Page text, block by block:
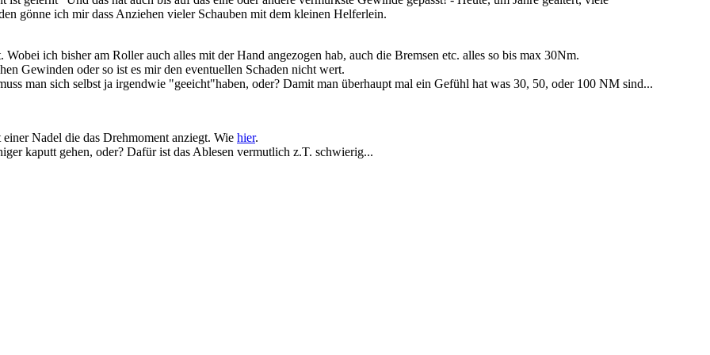
gönne ich mir dass Anziehen vieler Schauben mit dem kleinen Helferlein.
ich bisher am Roller auch alles mit der Hand angezogen hab, auch die Bremsen etc. alles so bis max 30Nm.
Gewinden oder so ist es mir den eventuellen Schaden nicht wert.
man sich selbst ja irgendwie "geeicht"haben, oder? Damit man überhaupt mal ein Gefühl hat was 30, 50, oder 100 NM sind...
Nadel die das Drehmoment anziegt. Wie hier.
kaputt gehen, oder? Dafür ist das Ablesen vermutlich z.T. schwierig...